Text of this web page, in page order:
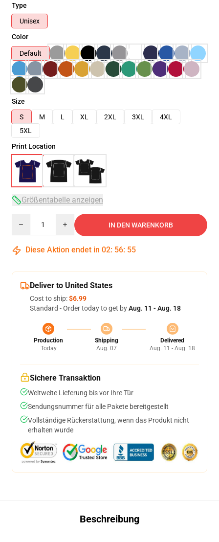
Type
Unisex
Color
Default
Size
S
M L XL 2XL 3XL
4XL
5XL
Print Location
Größentabelle anzeigen
IN DEN WARENKORB
Diese Aktion endet in 02: 56: 54
Deliver to United States
Cost to ship:$6.99
Standard - Order today to get byAug. 11 - Aug. 18
Production
Today
Shipping
Aug. 07
Delivered
Aug. 11 - Aug. 18
Sichere Transaktion
Weltweite Lieferung bis vor Ihre Tür
Sendungsnummer für alle Pakete bereitgestellt
Vollständige Rückerstattung, wenn das Produkt nicht
erhalten wurde
Beschreibung